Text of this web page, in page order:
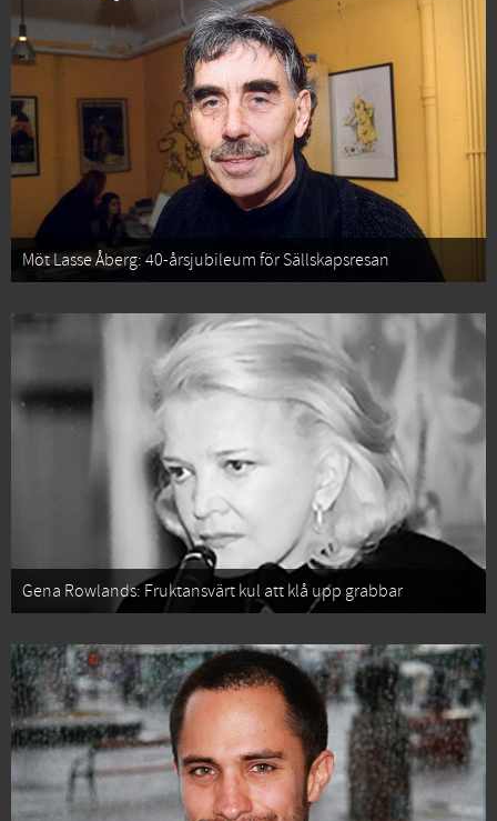
Möt Lasse Åberg: 40-årsjubileum för Sällskapsresan
Gena Rowlands: Fruktansvärt kul att klå upp grabbar